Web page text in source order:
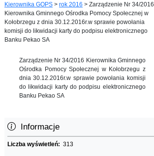
Kierownika GOPS > rok 2016 > Zarządzenie Nr 34/2016
Kierownika Gminnego Ośrodka Pomocy Społecznej w
Kołobrzegu z dnia 30.12.2016r.w sprawie powołania
komisji do likwidacji karty do podpisu elektronicznego
Banku Pekao SA
Zarządzenie Nr 34/2016 Kierownika Gminnego
Ośrodka Pomocy Społecznej w Kołobrzegu z
dnia 30.12.2016r.w sprawie powołania komisji
do likwidacji karty do podpisu elektronicznego
Banku Pekao SA
Informacje
Liczba wyświetleń: 313